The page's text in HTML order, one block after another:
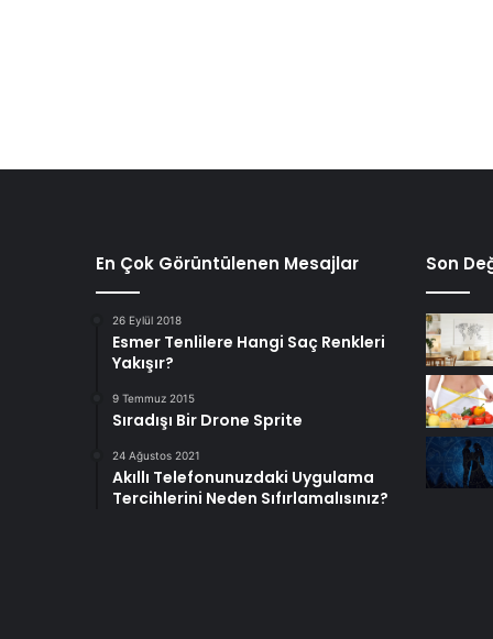
En Çok Görüntülenen Mesajlar
26 Eylül 2018
Esmer Tenlilere Hangi Saç Renkleri
Yakışır?
9 Temmuz 2015
Sıradışı Bir Drone Sprite
24 Ağustos 2021
Akıllı Telefonunuzdaki Uygulama
Tercihlerini Neden Sıfırlamalısınız?
Son